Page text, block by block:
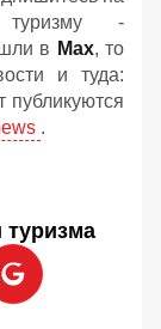
-
в Мах, то
и туда:
публикуются
.
туризма